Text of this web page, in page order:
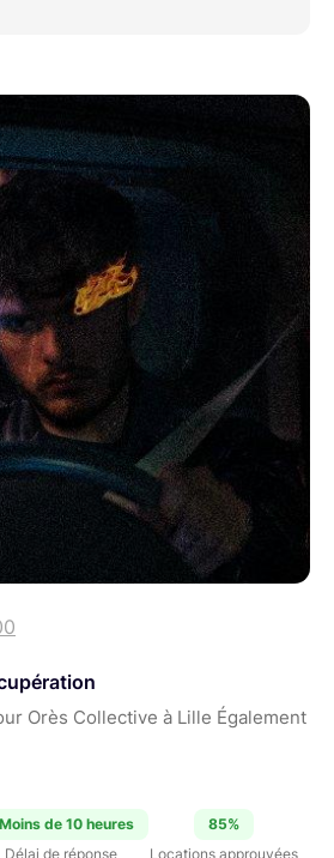
Orès Collective à Lille Également
Moins de 10 heures
Délai de réponse
85%
Locations approuvées